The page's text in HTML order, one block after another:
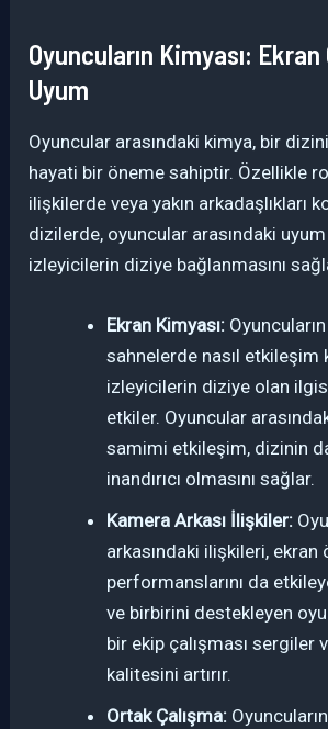
Oyuncuların Kimyası:
Uyum
Oyuncular arasındaki kimya, bir
hayati bir öneme sahiptir. Özellikle
ilişkilerde veya yakın arkadaşlıkları
dizilerde, oyuncular arasındaki
izleyicilerin diziye bağlanmasını
Ekran Kimyası:
sahnelerde nasıl etkileşim
izleyicilerin diziye olan
etkiler. Oyuncular
samimi etkileşim, dizinin
inandırıcı olmasını sağlar.
Kamera Arkası İlişkiler:
arkasındaki ilişkileri, ekran
performanslarını da
ve birbirini destekleyen
bir ekip çalışması sergiler
kalitesini artırır.
Ortak Çalışma: